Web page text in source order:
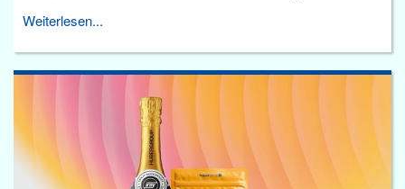
Weiterlesen...